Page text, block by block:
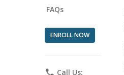
FAQs
ENROLL NOW
phone Call Us: